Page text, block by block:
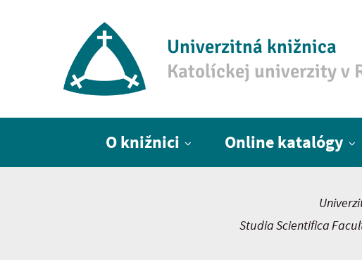
Univerzitná knižnica
Katolíckej univerzity v
O knižnici Online katalógy
Studia Scientifica